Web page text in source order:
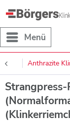
Menü
Anthrazite